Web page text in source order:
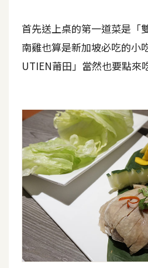
X
R
網
後
端
P
H
P
D
首先送上桌的第一道菜是「
南雞也算是新加坡必吃的小
UTIEN莆田」當然也要點來